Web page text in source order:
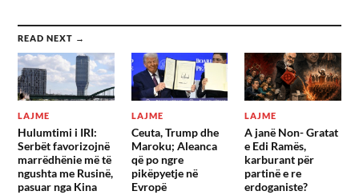
READ NEXT →
LAJME
Hulumtimi i IRI:
Serbët favorizojnë
marrëdhënie më të
ngushta me Rusinë,
pasuar nga Kina
LAJME
Ceuta, Trump dhe
Maroku; Aleanca
që po ngre
pikëpyetje në
Evropë
LAJME
A janë Non- Gratat
e Edi Ramës,
karburant për
partinë e re
erdoganiste?